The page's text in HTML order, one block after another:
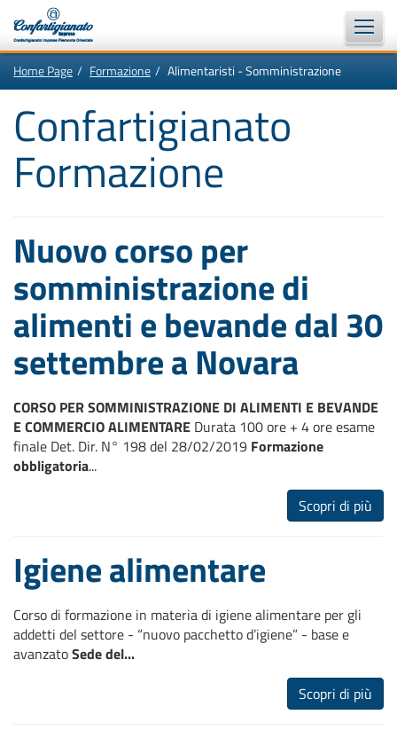
Vai
In
questa
navigazione
principale
[1]
nel
sito
Le
ultime
da
Confartigianato
Home Page Formazione Alimentaristi - Somministrazione
ricerca
Confartigianato
Formazione
Nuovo corso per
somministrazione di
alimenti e bevande dal 30
settembre a Novara
CORSO PER SOMMINISTRAZIONE DI ALIMENTI E BEVANDE
E COMMERCIO ALIMENTARE Durata 100 ore + 4 ore esame
finale Det. Dir. N° 198 del 28/02/2019 Formazione
obbligatoria...
Scopri di più
Igiene alimentare
Corso di formazione in materia di igiene alimentare per gli
addetti del settore - “nuovo pacchetto d’igiene” - base e
avanzatoSede del...
Scopri di più